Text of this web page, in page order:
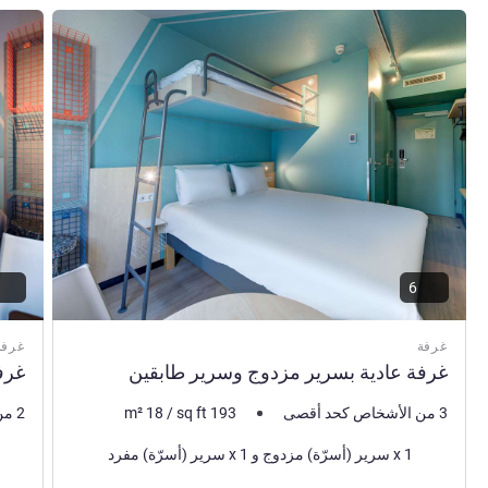
إدارة الفندق Hasan KARADAS
غرفة
غرفة عادية بسرير مزدوج وسرير طابقين
راجع التفاصيل
6
3 من الأشخاص كحد أقصى m² 18 /sq ft 193
فرش السرير
1 x سرير (أسرّة) مزدوج و 1 x سرير (أسرّة) مفرد
راجع
2 من الأشخاص كحد أقصى